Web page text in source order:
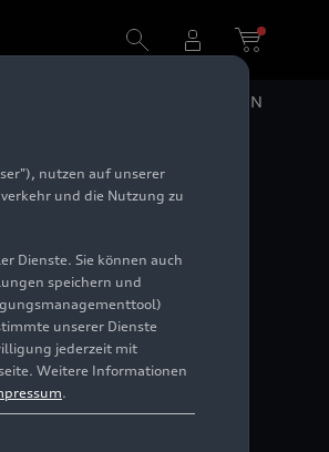
EN
nutzen auf unserer
und die Nutzung zu
Dienste. Sie können auch
speichern und
unserer Dienste
jederzeit mit
Weitere Informationen
.